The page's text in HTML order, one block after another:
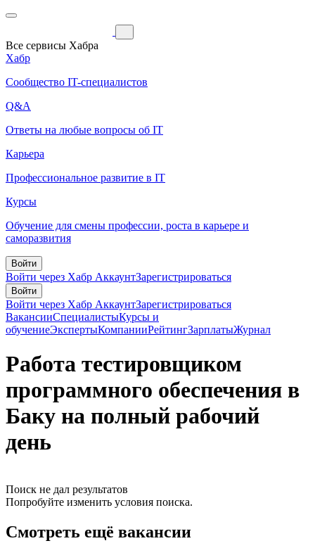
Все сервисы Хабра
Хабр
Сообщество IT-специалистов
Q&A
Ответы на любые вопросы об IT
Карьера
Профессиональное развитие в IT
Курсы
Обучение для смены профессии, роста в карьере и
саморазвития
Войти
Войти через Хабр АккаунтЗарегистрироваться
Войти
Войти через Хабр АккаунтЗарегистрироваться
ВакансииСпециалистыКурсы и
обучениеЭкспертыКомпанииРейтингЗарплатыЖурнал
Работа тестировщиком
программного обеспечения в
Баку на полный рабочий
день
Поиск не дал результатов
Попробуйте изменить условия поиска.
Смотреть ещё вакансии